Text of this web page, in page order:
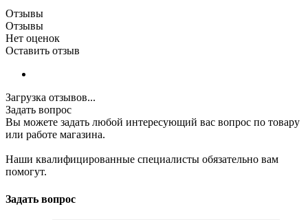
Отзывы
Отзывы
Нет оценок
Оставить отзыв
Загрузка отзывов...
Задать вопрос
Вы можете задать любой интересующий вас вопрос по товару
или работе магазина.
Наши квалифицированные специалисты обязательно вам
помогут.
Задать вопрос